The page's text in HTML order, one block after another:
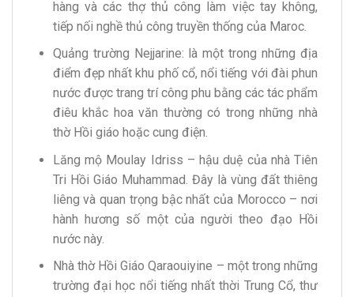
hàng và các thợ thủ công làm việc tay không,
tiếp nối nghề thủ công truyền thống của Maroc.
Quảng trường Nejjarine: là một trong những địa
điểm đẹp nhất khu phố cổ, nổi tiếng với đài phun
nước được trang trí công phu bằng các tác phẩm
điêu khắc hoa văn thường có trong những nhà
thờ Hồi giáo hoặc cung điện.
Lăng mộ Moulay Idriss – hậu duệ của nhà Tiên
Tri Hồi Giáo Muhammad. Đây là vùng đất thiêng
liêng và quan trọng bậc nhất của Morocco – nơi
hành hương số một của người theo đạo Hồi
nước này.
Nhà thờ Hồi Giáo Qaraouiyine – một trong những
trường đại học nổi tiếng nhất thời Trung Cổ, thư